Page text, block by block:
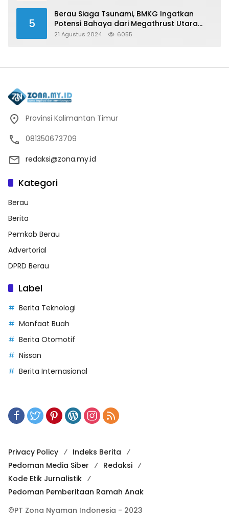
5
Berau Siaga Tsunami, BMKG Ingatkan
Potensi Bahaya dari Megathrust Utara
Sulawesi
21 Agustus 2024 6055
Provinsi Kalimantan Timur
081350673709
redaksi@zona.my.id
Kategori
Berau
Berita
Pemkab Berau
Advertorial
DPRD Berau
Label
Berita Teknologi
Manfaat Buah
Berita Otomotif
Nissan
Berita Internasional
Privacy Policy
Indeks Berita
Pedoman Media Siber
Redaksi
Kode Etik Jurnalistik
Pedoman Pemberitaan Ramah Anak
©PT Zona Nyaman Indonesia - 2023